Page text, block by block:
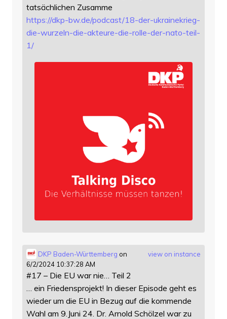
tatsächlichen Zusamme
https://dkp-bw.de/podcast/18-der-ukrainekrieg-
die-wurzeln-die-akteure-die-rolle-der-nato-teil-
1/
view on instance
DKP Baden-Württemberg on
6/2/2024 10:37:28 AM
#17 – Die EU war nie… Teil 2
… ein Friedensprojekt! In dieser Episode geht es
wieder um die EU in Bezug auf die kommende
Wahl am 9.Juni 24. Dr. Arnold Schölzel war zu